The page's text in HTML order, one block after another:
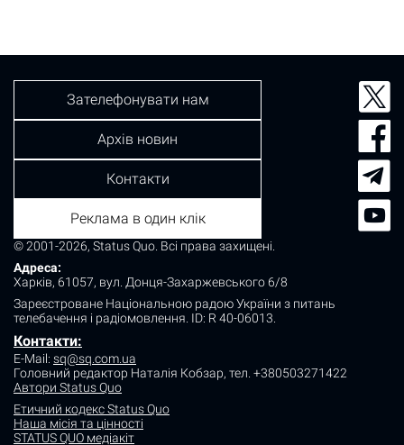
© 2001-2026, Status Quo. Всі права захищені.
Адреса:
Харків, 61057, вул. Донця-Захаржевського 6/8
Зареєстроване Національною радою України з питань
телебачення і радіомовлення. ID: R 40-06013.
Контакти:
E-Mail: sq@sq.com.ua
Головний редактор Наталія Кобзар, тел. +380503271422
Автори Status Quo
Етичний кодекс Status Quo
Наша місія та цінності
STATUS QUO медіакіт
Зателефонувати нам
Архів новин
Контакти
Реклама в один клік